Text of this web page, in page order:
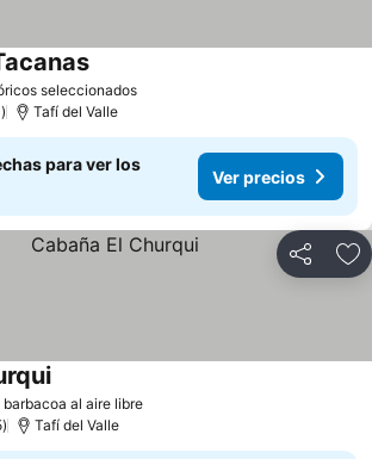
seleccionadosVer precios
Ver precios
Tafí del Valle
para ver los
Ver precios
Compartir
barbacoa al aire libreVer precios
Ver precios
Tafí del Valle